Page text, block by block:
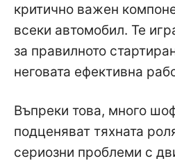
критично важен
всеки автомобил. Те
за правилното
неговата ефективна
Въпреки това, много
подценяват тяхната
сериозни проблеми с